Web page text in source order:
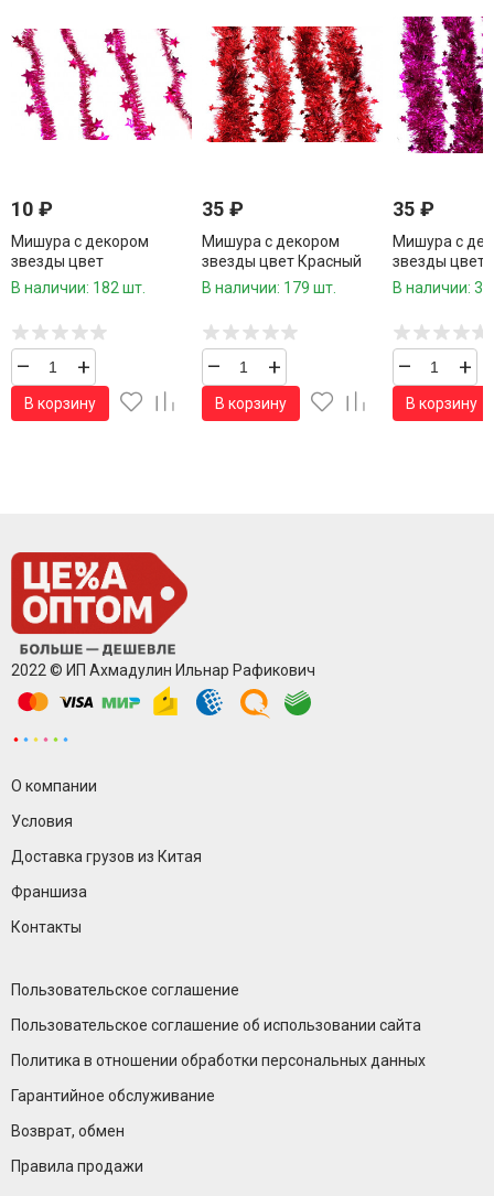
10 ₽
Мишура с декором
звезды цвет
Малиновый 2,5 метра d-
В наличии: 182 шт.
– +
В корзину
35 ₽
Мишура с декором
звезды цвет Красный
2,5 метра d-10 см.1 шт.
В наличии: 179 шт.
– +
В корзину
35 ₽
Мишура с
звезды цвет
Малиновый
В наличии:
– +
В корзину
2022 © ИП Ахмадулин Ильнар Рафикович
О компании
Условия
Доставка грузов из Китая
Франшиза
Контакты
Пользовательское соглашение
Пользовательское соглашение об использовании сайта
Политика в отношении обработки персональных данных
Гарантийное обслуживание
Возврат, обмен
Правила продажи